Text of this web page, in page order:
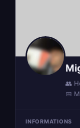
👥
📅
INFORMATIONS